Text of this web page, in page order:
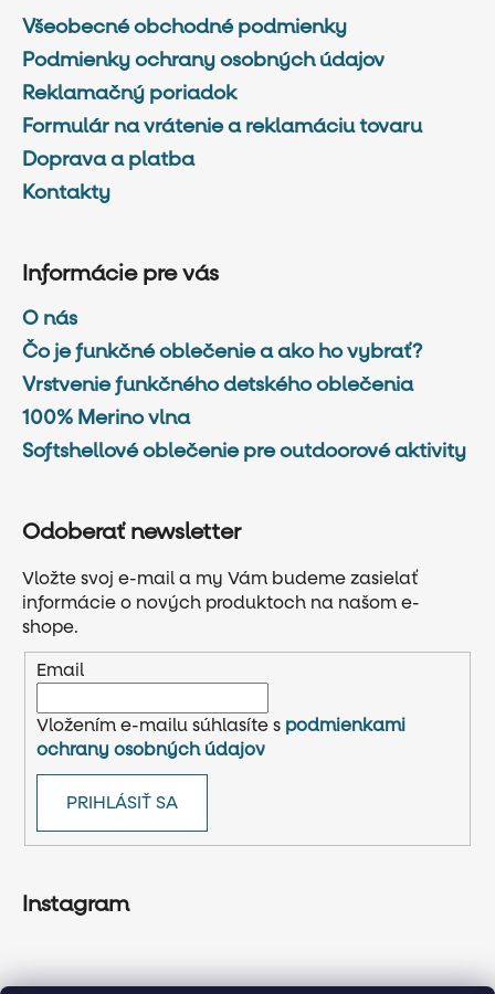
Všeobecné obchodné podmienky
Podmienky ochrany osobných údajov
Reklamačný poriadok
Formulár na vrátenie a reklamáciu tovaru
Doprava a platba
Kontakty
Informácie pre vás
O nás
Čo je funkčné oblečenie a ako ho vybrať?
Vrstvenie funkčného detského oblečenia
100% Merino vlna
Softshellové oblečenie pre outdoorové aktivity
Odoberať newsletter
Vložte svoj e-mail a my Vám budeme zasielať
informácie o nových produktoch na našom e-
shope.
Email
Vložením e-mailu súhlasíte s podmienkami
ochrany osobných údajov
PRIHLÁSIŤ SA
Instagram